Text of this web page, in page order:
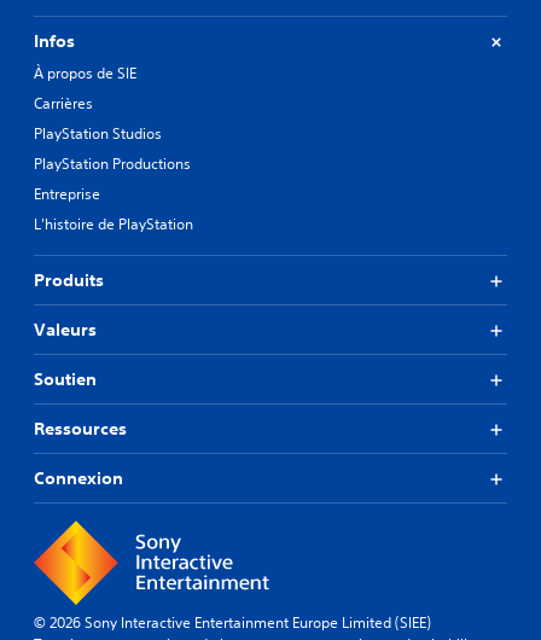
Infos
À propos de SIE
Carrières
PlayStation Studios
PlayStation Productions
Entreprise
L'histoire de PlayStation
Produits
Valeurs
Soutien
Ressources
Connexion
© 2026 Sony Interactive Entertainment Europe Limited (SIEE)